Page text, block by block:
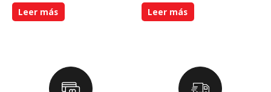
Leer más Leer más